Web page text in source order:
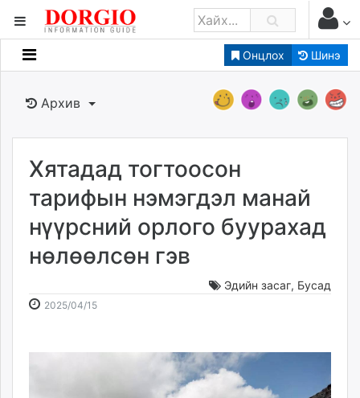
Онцлох Шинэ
Мэдээллийн
Банк санхүү
Бизнес ААН
Төрийн
Нийслэлийн
dorgio.mn
Gogo.mn
news.mn
zindaa.mn
tovch.mn
Архив
Хятадад тогтоосон
тарифын нэмэгдэл манай
нүүрсний орлого буурахад
нөлөөлсөн гэв
Эдийн засаг, Бусад
2025/04/152025-
2026-